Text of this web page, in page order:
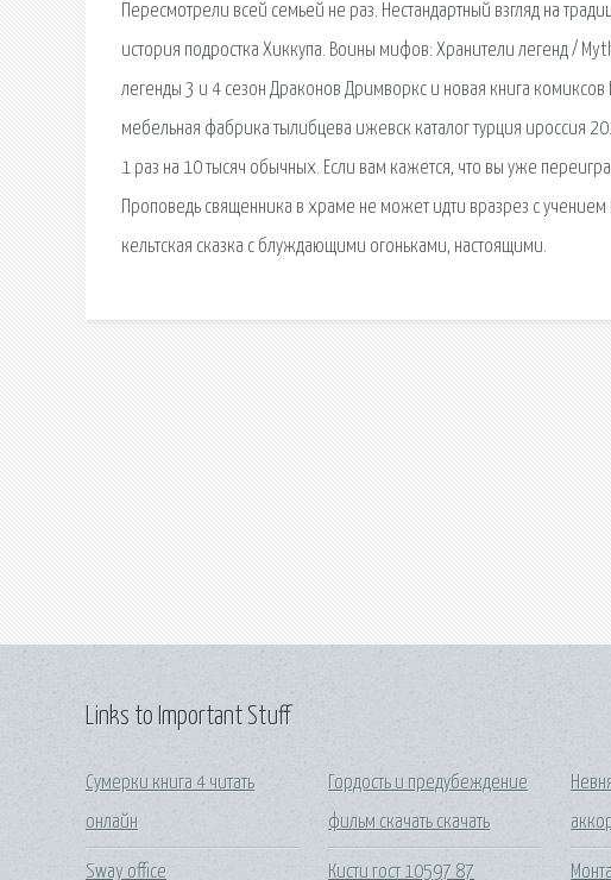
Пересмотрели всей семьей не раз. Нестандартный взгляд на
история подростка Хиккупа. Воины мифов: Хранители легенд /
легенды 3 и 4 сезон Драконов Дримворкс и новая книга
мебельная фабрика тылибцева ижевск каталог турция ироссия
1 раз на 10 тысяч обычных. Если вам кажется, что вы уже
Проповедь священника в храме не может идти вразрез с
кельтская сказка с блуждающими огоньками, настоящими.
Links to Important Stuff
Сумерки книга 4 читать
онлайн
Sway office
Гордость и предубеждение
фильм скачать скачать
Кисти гост 10597 87